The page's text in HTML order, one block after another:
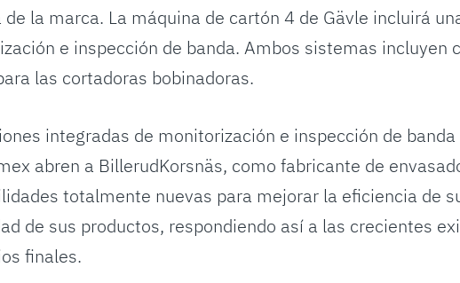
la marca. La máquina de cartón 4 de Gävle incluirá
e inspección de banda. Ambos sistemas incluyen
las cortadoras bobinadoras.
integradas de monitorización e inspección de
abren a BillerudKorsnäs, como fabricante de
totalmente nuevas para mejorar la eficiencia de
de sus productos, respondiendo así a las crecientes
finales.